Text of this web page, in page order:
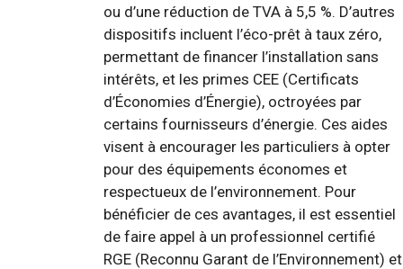
ou d’une réduction de TVA à 5,5 %. D’autres
dispositifs incluent l’éco-prêt à taux zéro,
permettant de financer l’installation sans
intérêts, et les primes CEE (Certificats
d’Économies d’Énergie), octroyées par
certains fournisseurs d’énergie. Ces aides
visent à encourager les particuliers à opter
pour des équipements économes et
respectueux de l’environnement. Pour
bénéficier de ces avantages, il est essentiel
de faire appel à un professionnel certifié
RGE (Reconnu Garant de l’Environnement) et